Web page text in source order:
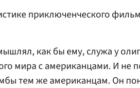
приключенческого
как бы ему, служа у
мира с американцами. И не
тем же американцам. Он